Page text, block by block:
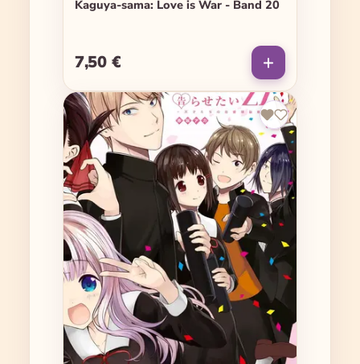
Kaguya-sama: Love is War - Band 20
Regulärer Preis:
7,50 €